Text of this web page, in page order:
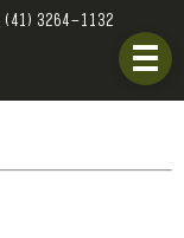
(41) 3264-1132